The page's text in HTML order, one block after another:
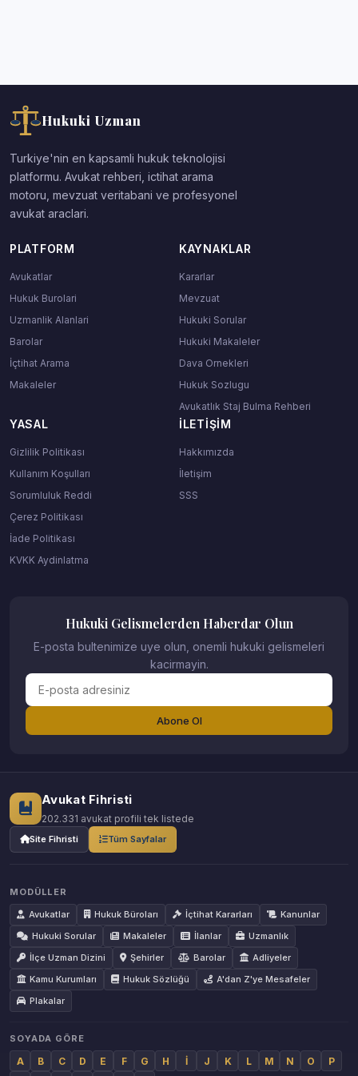
Hukuki Uzman
Turkiye'nin en kapsamli hukuk teknolojisi
platformu. Avukat rehberi, ictihat arama
motoru, mevzuat veritabani ve profesyonel
avukat araclari.
PLATFORM
Avukatlar
Hukuk Burolari
Uzmanlik Alanlari
Barolar
İçtihat Arama
Makaleler
KAYNAKLAR
Kararlar
Mevzuat
Hukuki Sorular
Hukuki Makaleler
Dava Ornekleri
Hukuk Sozlugu
Avukatlık Staj Bulma Rehberi
YASAL
Gizlilik Politikası
Kullanım Koşulları
Sorumluluk Reddi
Çerez Politikası
İade Politikası
KVKK Aydinlatma
İLETIŞIM
Hakkımızda
İletişim
SSS
Hukuki Gelismelerden Haberdar Olun
E-posta bultenimize uye olun, onemli hukuki gelismeleri
kacirmayin.
Abone Ol
Avukat Fihristi
202.331 avukat profili tek listede
Site Fihristi Tüm Sayfalar
MODÜLLER
Avukatlar
Hukuk Büroları İçtihat Kararları
Kanunlar
Hukuki Sorular
Makaleler İlanlar
Uzmanlık
İlçe Uzman Dizini
Şehirler Barolar
Adliyeler
Kamu Kurumları
Hukuk Sözlüğü
A'dan Z'ye Mesafeler
Plakalar
SOYADA GÖRE
A B C D E F G H İ J K L M N O
P